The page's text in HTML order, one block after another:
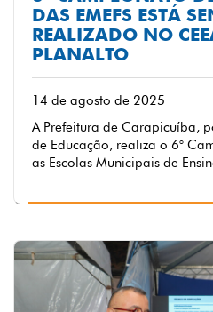
DAS EMEFS ESTÁ
REALIZADO NO
PLANALTO
14 de agosto de 2025
A Prefeitura de Carapicuíba,
de Educação, realiza o 6°
as Escolas Municipais de